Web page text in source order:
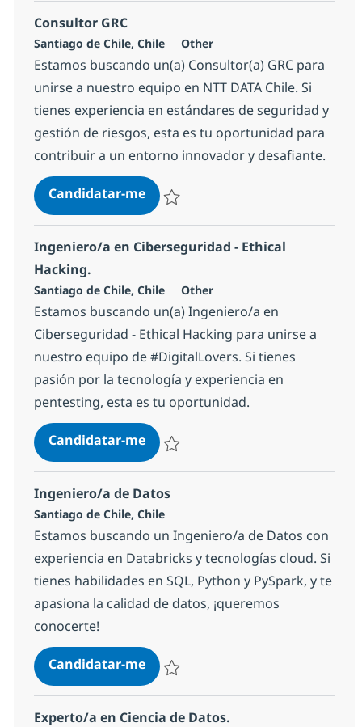
Consultor GRC
Localização
Santiago de Chile, Chile Categoria
Other
Estamos buscando un(a) Consultor(a) GRC para
unirse a nuestro equipo en NTT DATA Chile. Si
tienes experiencia en estándares de seguridad y
gestión de riesgos, esta es tu oportunidad para
contribuir a un entorno innovador y desafiante.
Candidatar-meConsultor GRC
Ingeniero/a en Ciberseguridad - Ethical
Hacking.
Localização
Santiago de Chile, Chile Categoria
Other
Estamos buscando un(a) Ingeniero/a en
Ciberseguridad - Ethical Hacking para unirse a
nuestro equipo de #DigitalLovers. Si tienes
pasión por la tecnología y experiencia en
pentesting, esta es tu oportunidad.
Candidatar-meIngeniero/a en Ciberseguridad -
Ingeniero/a de Datos
Localização
Santiago de Chile, Chile
Estamos buscando un Ingeniero/a de Datos con
experiencia en Databricks y tecnologías cloud. Si
tienes habilidades en SQL, Python y PySpark, y te
apasiona la calidad de datos, ¡queremos
conocerte!
Candidatar-meIngeniero/a de Datos
Experto/a en Ciencia de Datos.